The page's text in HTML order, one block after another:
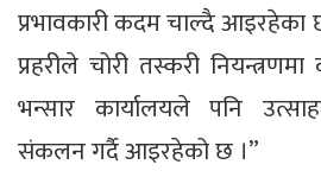
प्रभावकारी कदम चाल्दै आइरहेका
प्रहरीले चोरी तस्करी
भन्सार कार्यालयले पनि
संकलन गर्दै आइरहेको छ ।”